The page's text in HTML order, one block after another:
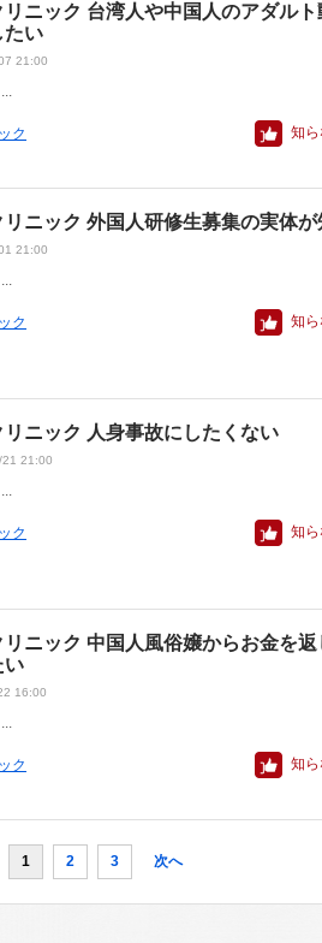
リニック 台湾人や中国人のアダル
たい
21:00
ク 知ら
リニック 外国人研修生募集の実体
21:00
ク 知ら
リニック 人身事故にしたくない
21 21:00
ク 知ら
リニック 中国人風俗嬢からお金を
い
16:00
ク 知ら
1 2 3 次へ